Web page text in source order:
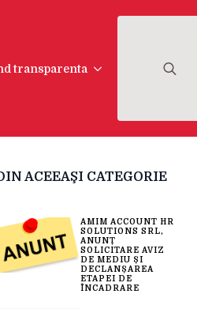
transparenta
ACEEAŞI CATEGORIE
AMIM ACCOUNT HR
SOLUTIONS SRL,
ANUNȚ
SOLICITARE AVIZ
DE MEDIU ȘI
DECLANȘAREA
ETAPEI DE
ÎNCADRARE